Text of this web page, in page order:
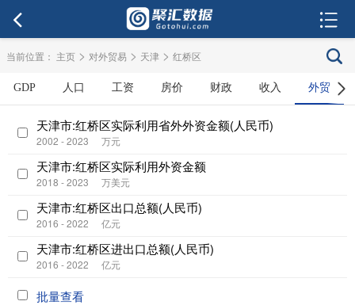
当前位置： 主页 > 对外贸易 > 天津 > 红桥区
GDP 人口 工资 房价 财政 收入 外贸
天津市:红桥区实际利用省外外资金额(人民币)
2002 - 2023 万元
天津市:红桥区实际利用外资金额
2018 - 2023 万美元
天津市:红桥区出口总额(人民币)
2016 - 2022 亿元
天津市:红桥区进出口总额(人民币)
2016 - 2022 亿元
批量查看